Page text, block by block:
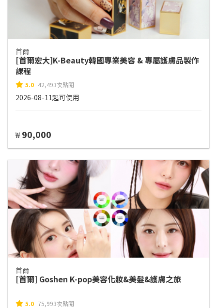
首爾
[首爾宏大]K-Beauty韓國專業美容 & 專屬護膚品製作
課程
5.0 42,493次點閱
2026-08-11起可使用
₩ 90,000
首爾
[首爾] Goshen K-pop美容化妝&美髮&護膚之旅
5.0 75,993次點閱